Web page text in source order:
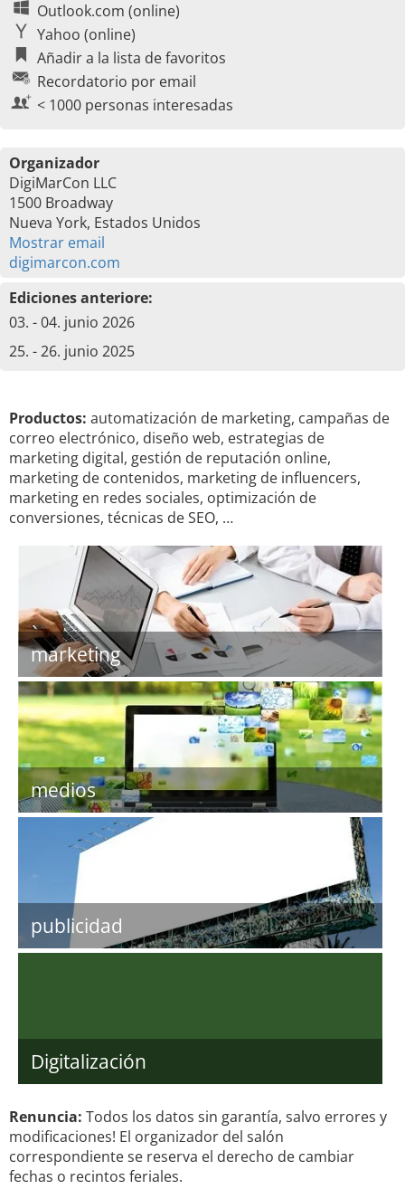
Outlook.com (online)
Yahoo (online)
Añadir a la lista de favoritos
Recordatorio por email
< 1000 personas interesadas
Organizador
DigiMarCon LLC
1500 Broadway
Nueva York, Estados Unidos
Mostrar email
digimarcon.com
Ediciones anteriore:
03. - 04. junio 2026
25. - 26. junio 2025
Productos: automatización de marketing, campañas de
correo electrónico, diseño web, estrategias de
marketing digital, gestión de reputación online,
marketing de contenidos, marketing de influencers,
marketing en redes sociales, optimización de
conversiones, técnicas de SEO, …
marketing
medios
publicidad
Digitalización
Renuncia: Todos los datos sin garantía, salvo errores y
modificaciones! El organizador del salón
correspondiente se reserva el derecho de cambiar
fechas o recintos feriales.